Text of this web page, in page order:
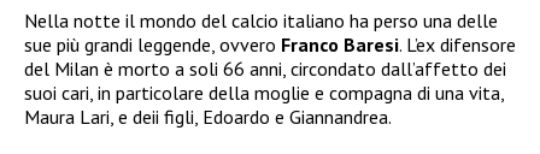
Nella notte il mondo del calcio italiano ha perso una delle
sue più grandi leggende, ovvero Franco Baresi. L’ex difensore
del Milan è morto a soli 66 anni, circondato dall’affetto dei
suoi cari, in particolare della moglie e compagna di una vita,
Maura Lari, e deii figli, Edoardo e Giannandrea.